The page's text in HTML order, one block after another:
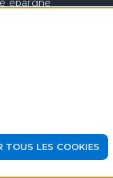
épargne
des comptes à vue
TOUS LES COOKIES